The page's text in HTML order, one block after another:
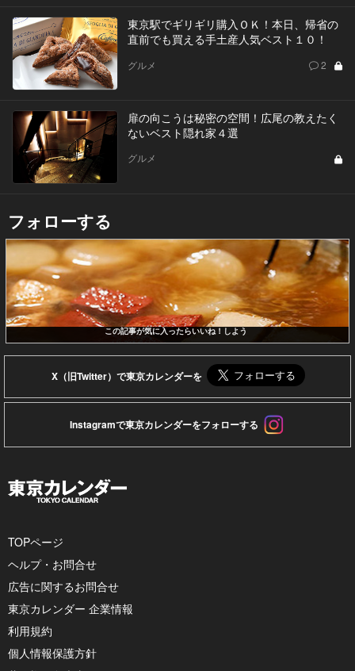
東京駅でギリギリ購入ＯＫ！本日、帰省の
直前でも買える手土産人気ベスト１０！
グルメ 2
扉の向こうは秘密の空間！広尾の教えたく
ないベスト隠れ家４選
グルメ
フォローする
この記事が気に入ったらいいね！しよう
X（旧Twitter）で東京カレンダーを
Instagramで東京カレンダーをフォローする
TOPページ
ヘルプ・お問合せ
広告に関するお問合せ
東京カレンダー 企業情報
利用規約
個人情報保護方針